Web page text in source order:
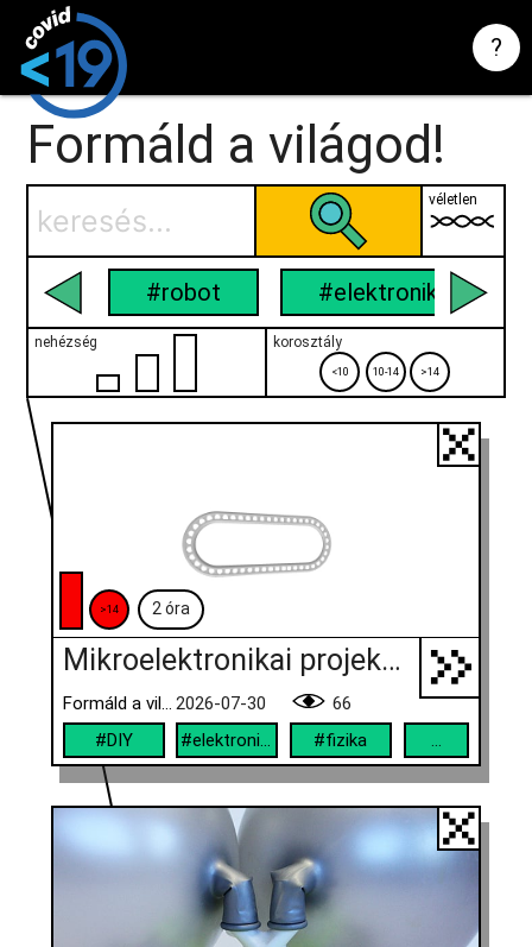
?
Formáld a világod!
véletlen
#robot #elektronika
nehézség korosztály
<10 10-14 >14
>14 2 óra
Mikroelektronikai projekt golyópályával, örökmozgóval
Formáld a világod! 2026-07-30
66
#DIY
#elektronika #fizika ...